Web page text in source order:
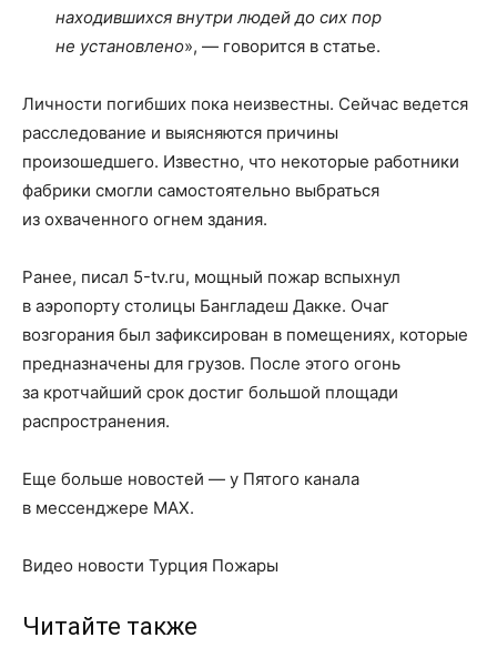
находившихся внутри людей до сих пор
не установлено», — говорится в статье.
Личности погибших пока неизвестны. Сейчас ведется
расследование и выясняются причины
произошедшего. Известно, что некоторые работники
фабрики смогли самостоятельно выбраться
из охваченного огнем здания.
Ранее, писал 5-tv.ru, мощный пожар вспыхнул
в аэропорту столицы Бангладеш Дакке. Очаг
возгорания был зафиксирован в помещениях, которые
предназначены для грузов. После этого огонь
за кротчайший срок достиг большой площади
распространения.
Еще больше новостей — у Пятого канала
в мессенджере MAX.
Видео новости Турция Пожары
Читайте также